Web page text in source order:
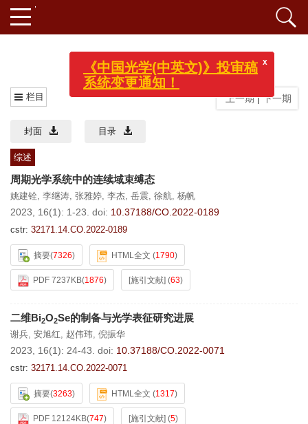
2023年 16卷 第1期
栏目 上一期|下一期
封面 目录
综述
周期光学系统中的连续域束缚态
姚建铨, 李继涛, 张雅婷, 李杰, 岳震, 徐航, 杨帆
2023, 16(1): 1-23. doi: 10.37188/CO.2022-0189
cstr: 32171.14.CO.2022-0189
摘要(7326) HTML全文 (1790)
PDF 7237KB(1876) [施引文献] (63)
二维Bi2O2Se的制备与光学表征研究进展
谢兵, 安旭红, 赵伟玮, 倪振华
2023, 16(1): 24-43. doi: 10.37188/CO.2022-0071
cstr: 32171.14.CO.2022-0071
摘要(3263) HTML全文 (1317)
PDF 12124KB(747) [施引文献] (5)
x
《中国光学(中英文)》投审稿
系统变更通知！